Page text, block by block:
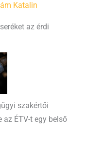
Katalin
az érdi
szakértői
az ÉTV-t egy belső